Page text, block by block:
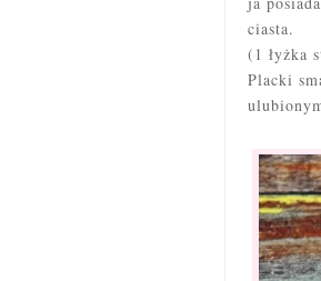
ciasta.
(1 łyżka
Placki